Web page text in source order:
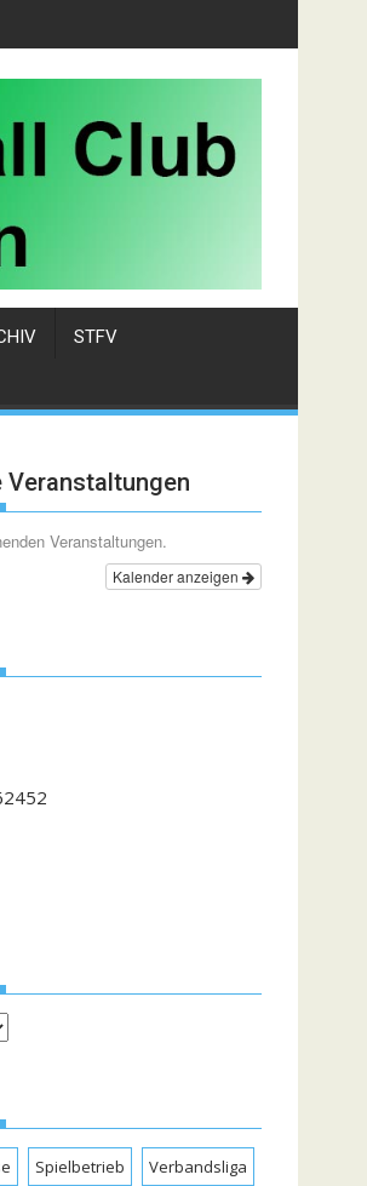
STFV
Veranstaltungen
Veranstaltungen.
Kalender anzeigen
Spielbetrieb Verbandsliga